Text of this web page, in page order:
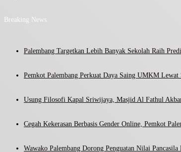
Breaking News
Palembang Targetkan Lebih Banyak Sekolah Raih
Pemkot Palembang Perkuat Daya Saing UMKM
Usung Filosofi Kapal Sriwijaya, Masjid Al Fathul
Cegah Kekerasan Berbasis Gender Online, Pemkot
Wawako Palembang Dorong Penguatan Nilai Pancasila